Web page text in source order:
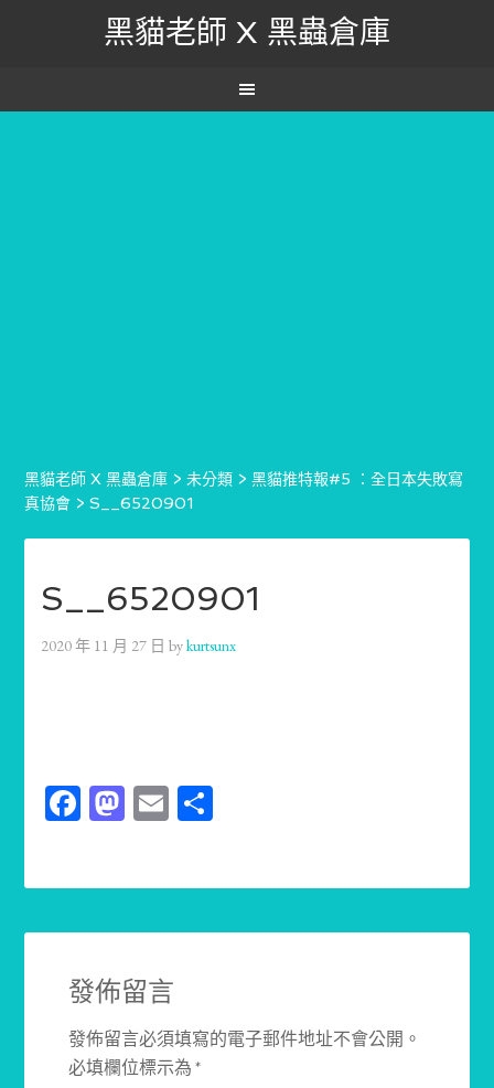
黑貓老師 X 黑蟲倉庫
黑貓老師 X 黑蟲倉庫 >未分類 >黑貓推特報#5 ：全日本失敗寫
真協會 >S__6520901
S__6520901
2020 年 11 月 27 日 bykurtsunx
Facebook
Mastodon
Email
發佈留言
發佈留言必須填寫的電子郵件地址不會公開。
必填欄位標示為*